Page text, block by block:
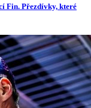
Fin. Přezdívky, které